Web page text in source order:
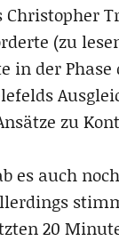
Christopher
(zu
in der
zu
es auch
20